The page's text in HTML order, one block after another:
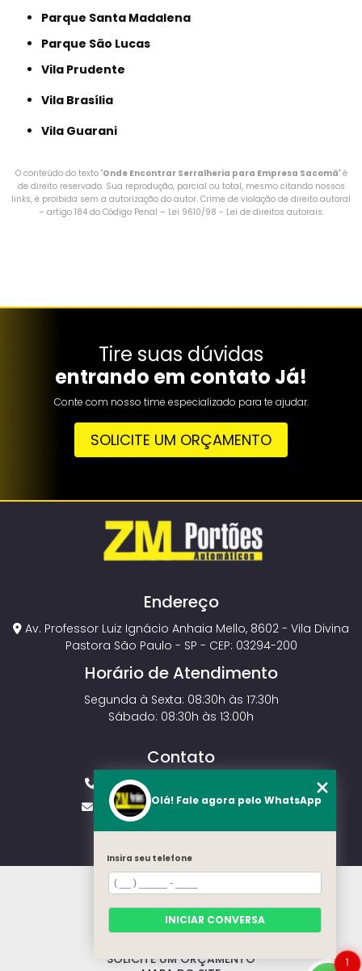
Parque Santa Madalena
Parque São Lucas
Vila Prudente
Vila Brasília
Vila Guarani
O conteúdo do texto "Onde Encontrar Serralheria para Empresa Sacomã" é
de direito reservado. Sua reprodução, parcial ou total, mesmo citando nossos
links, é proibida sem a autorização do autor. Crime de violação de direito autoral
– artigo 184 do Código Penal – Lei 9610/98 - Lei de direitos autorais.
Tire suas dúvidas
entrando em contato Já!
Conte com nosso time especializado para te ajudar.
SOLICITE UM ORÇAMENTO
Endereço
Av. Professor Luiz Ignácio Anhaia Mello, 8602 - Vila Divina
Pastora São Paulo - SP - CEP: 03294-200
Horário de Atendimento
Segunda à Sexta: 08:30h às 17:30h
Sábado: 08:30h às 13:00h
Contato
(11) 2143-4826
vendas.zmportoes@gmail.com
HOME
MODELOS
CONTATO
SOLICITE UM ORÇAMENTO
1
Olá! Fale agora pelo WhatsApp
Insira seu telefone
INICIAR CONVERSA